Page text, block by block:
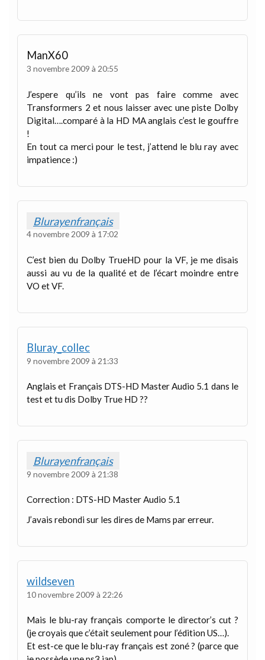
ManX60
3 novembre 2009 à 20:55
J’espere qu’ils ne vont pas faire comme avec
Transformers 2 et nous laisser avec une piste Dolby
Digital….comparé à la HD MA anglais c’est le gouffre
!
En tout ca merci pour le test, j’attend le blu ray avec
impatience :)
Blurayenfrançais
4 novembre 2009 à 17:02
C’est bien du Dolby TrueHD pour la VF, je me disais
aussi au vu de la qualité et de l’écart moindre entre
VO et VF.
Bluray_collec
9 novembre 2009 à 21:33
Anglais et Français DTS-HD Master Audio 5.1 dans le
test et tu dis Dolby True HD ??
Blurayenfrançais
9 novembre 2009 à 21:38
Correction : DTS-HD Master Audio 5.1
J’avais rebondi sur les dires de Mams par erreur.
wildseven
10 novembre 2009 à 22:26
Mais le blu-ray français comporte le director’s cut ?
(je croyais que c’était seulement pour l’édition US…).
Et est-ce que le blu-ray français est zoné ? (parce que